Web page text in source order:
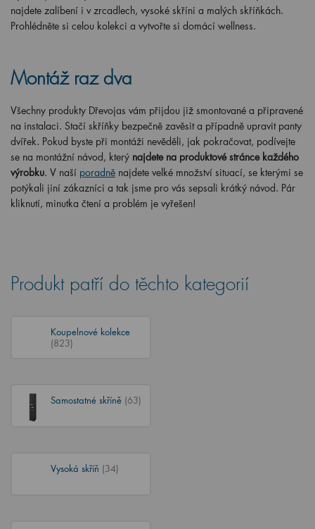
Prohlédněte si celou kolekci a vytvořte si domácí wellness.
Montáž raz dva
Všechny produkty Dřevojas vám přijdou již smontované a připravené
na instalaci. Stačí skříňky bezpečně zavěsit a případně upravit panty
dvířek. Pokud byste při montáži nevěděli, jak pokračovat, podívejte
se na montážní návod, kterýnajdete na produktové stránce každého
výrobku. V našíporadněnajdete velké množství situací, se kterými se
potýkali jiní zákazníci a tak jsme pro vás sepsali krátký návod. Pár
kliknutí, minutka čtení a problém je vyřešen!
Produkt patří do těchto kategorií
(823)